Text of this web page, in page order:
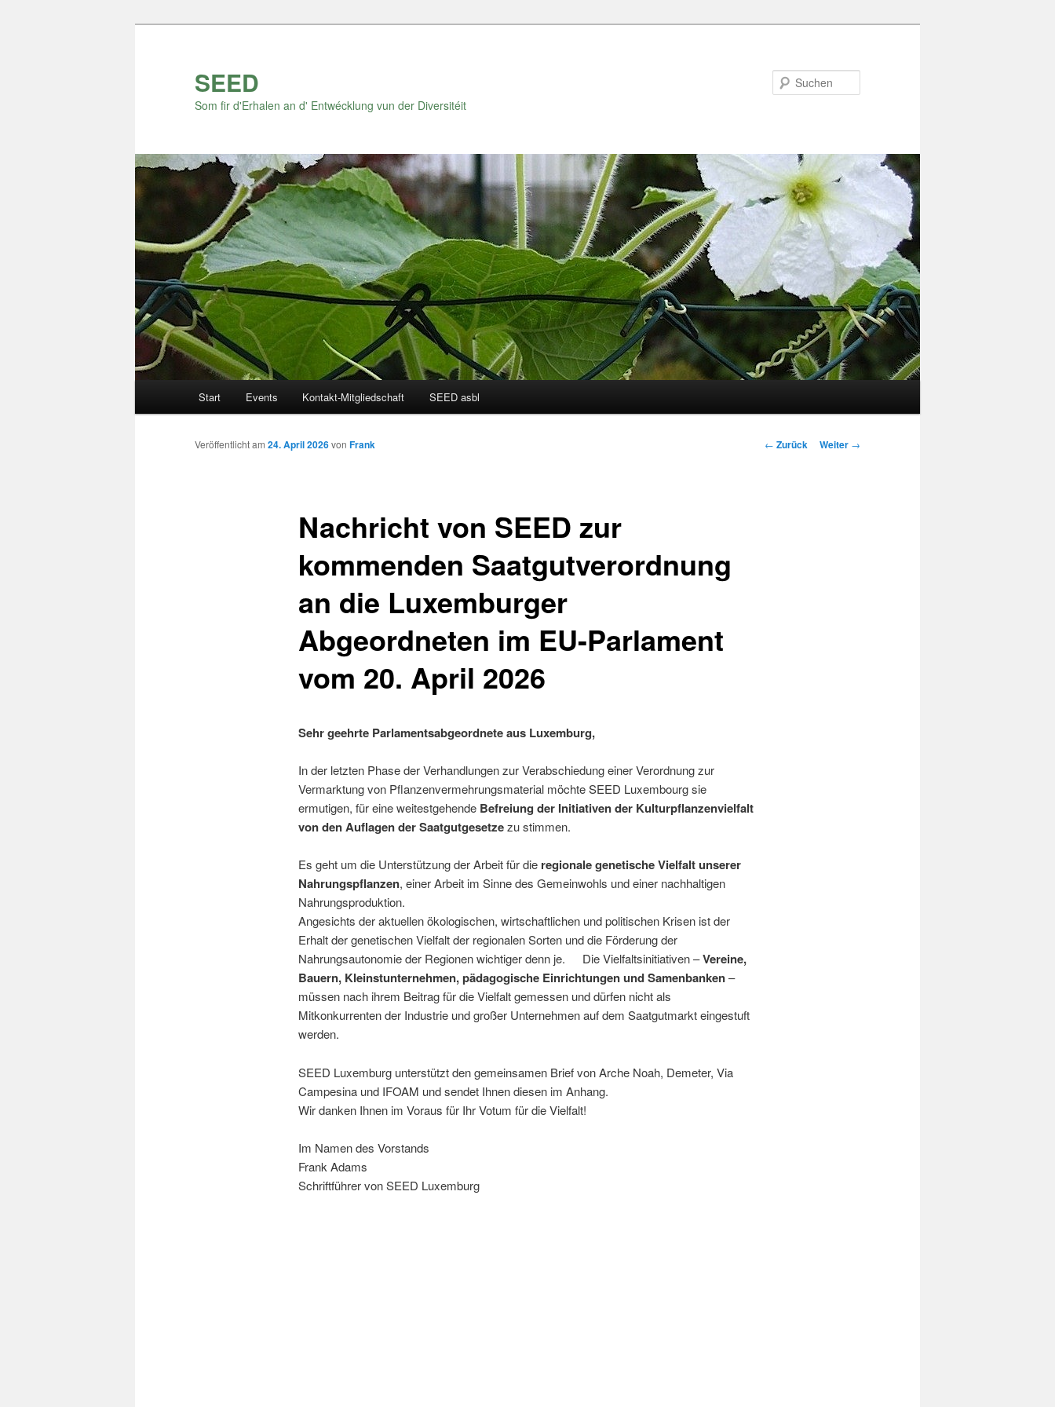
SEED
Som fir d'Erhalen an d' Entwécklung vun der Diversitéit
Start Events Kontakt-Mitgliedschaft SEED asbl
Beitrags-
← Zurück Weiter →
Nachricht von SEED zur
kommenden Saatgutverordnung
an die Luxemburger
Abgeordneten im EU-Parlament
vom 20. April 2026
Veröffentlicht am 24. April 2026von Frank
Sehr geehrte Parlamentsabgeordnete aus Luxemburg,
In der letzten Phase der Verhandlungen zur Verabschiedung einer Verordnung zur
Vermarktung von Pflanzenvermehrungsmaterial möchte SEED Luxembourg sie
ermutigen, für eine weitestgehende Befreiung der Initiativen der Kulturpflanzenvielfalt
von den Auflagen der Saatgutgesetzezu stimmen.
Es geht um die Unterstützung der Arbeit für die regionale genetische Vielfalt unserer
Nahrungspflanzen, einer Arbeit im Sinne des Gemeinwohls und einer nachhaltigen
Nahrungsproduktion.
Angesichts der aktuellen ökologischen, wirtschaftlichen und politischen Krisen ist der
Erhalt der genetischen Vielfalt der regionalen Sorten und die Förderung der
Nahrungsautonomie der Regionen wichtiger denn je. Die Vielfaltsinitiativen –Vereine,
Bauern, Kleinstunternehmen, pädagogische Einrichtungen und Samenbanken–
müssen nach ihrem Beitrag für die Vielfalt gemessen und dürfen nicht als
Mitkonkurrenten der Industrie und großer Unternehmen auf dem Saatgutmarkt eingestuft
werden.
SEED Luxemburg unterstützt den gemeinsamen Brief von Arche Noah, Demeter, Via
Campesina und IFOAM und sendet Ihnen diesen im Anhang.
Wir danken Ihnen im Voraus für Ihr Votum für die Vielfalt!
Im Namen des Vorstands
Frank Adams
Schriftführer von SEED Luxemburg